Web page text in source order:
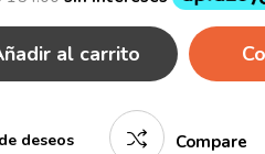
al carrito
deseos Compare